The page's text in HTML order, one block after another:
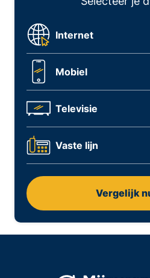
Internet
Mobiel
Televisie
Vaste lijn
Vergelijk